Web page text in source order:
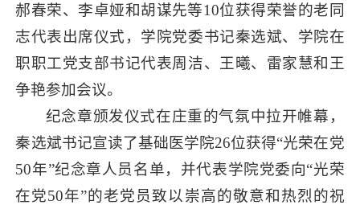
郝春荣、李卓娅和胡谋先等10位获得荣誉的老同
志代表出席仪式，学院党委书记秦选斌、学院在
职职工党支部书记代表周洁、王曦、雷家慧和王
争艳参加会议。
纪念章颁发仪式在庄重的气氛中拉开帷幕，
秦选斌书记宣读了基础医学院26位获得“光荣在党
50年”纪念章人员名单，并代表学院党委向“光荣
在党50年”的老党员致以崇高的敬意和热烈的祝